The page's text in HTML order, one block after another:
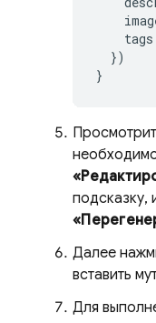
tags
})
}
подсказку,
Далее
вставить
Для